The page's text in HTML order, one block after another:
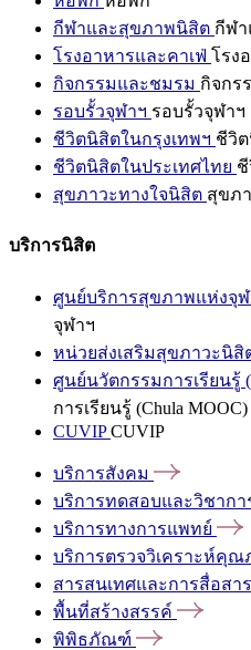
กีฬาและสุขภาพนิสิต กีฬ
โรงอาหารและคาเฟ่ โรง
กิจกรรมและชมรม กิจกร
รอบรั้วจุฬาฯ รอบรั้วจุฬาฯ
ชีวิตนิสิตในกรุงเทพฯ ชีวิ
ชีวิตนิสิตในประเทศไทย
สุขภาวะทางใจนิสิต สุขภ
บริการนิสิต
ศูนย์บริการสุขภาพแห่งจุฬ
จุฬาฯ
หน่วยส่งเสริมสุขภาวะนิสิ
ศูนย์นวัตกรรมการเรียนรู้
การเรียนรู้ (Chula MOOC)
CUVIPCUVIP
บริการสังคม
บริการทดสอบและวิชากา
บริการทางการแพทย์
บริการตรวจวิเคราะห์คุณ
สารสนเทศและการสื่อสาร
พื้นที่สร้างสรรค์
พิพิธภัณฑ์